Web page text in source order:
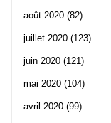
août 2020 (82)
juillet 2020 (123)
juin 2020 (121)
mai 2020 (104)
avril 2020 (99)